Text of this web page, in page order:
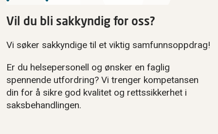
Vil du bli sakkyndig for oss?
Vi søker sakkyndige til et viktig samfunnsoppdrag!
Er du helsepersonell og ønsker en faglig
spennende utfordring? Vi trenger kompetansen
din for å sikre god kvalitet og rettssikkerhet i
saksbehandlingen.